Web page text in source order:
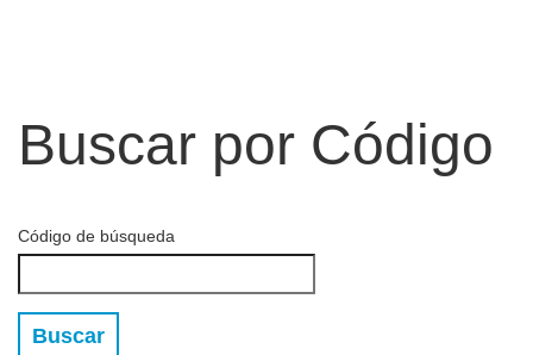
Buscar por Código
Código de búsqueda